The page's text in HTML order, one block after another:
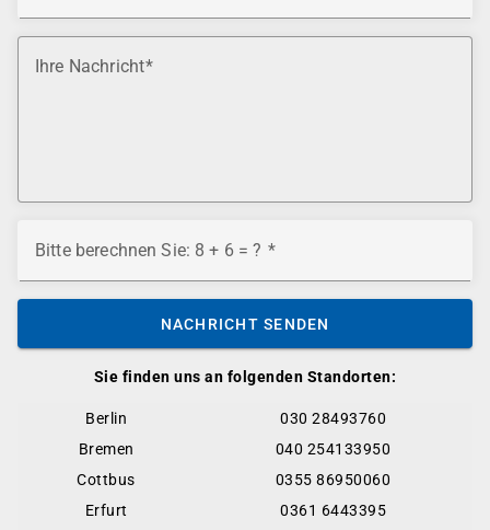
Sie finden uns an folgenden Standorten:
Berlin
030 28493760
Bremen
040 254133950
Cottbus
0355 86950060
Erfurt
0361 6443395
Ihre Nachricht
Bitte berechnen Sie: 8 + 6 = ?
NACHRICHT SENDEN